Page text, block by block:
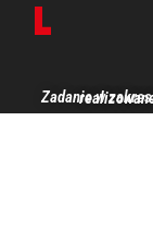
Zadanie w zakresie